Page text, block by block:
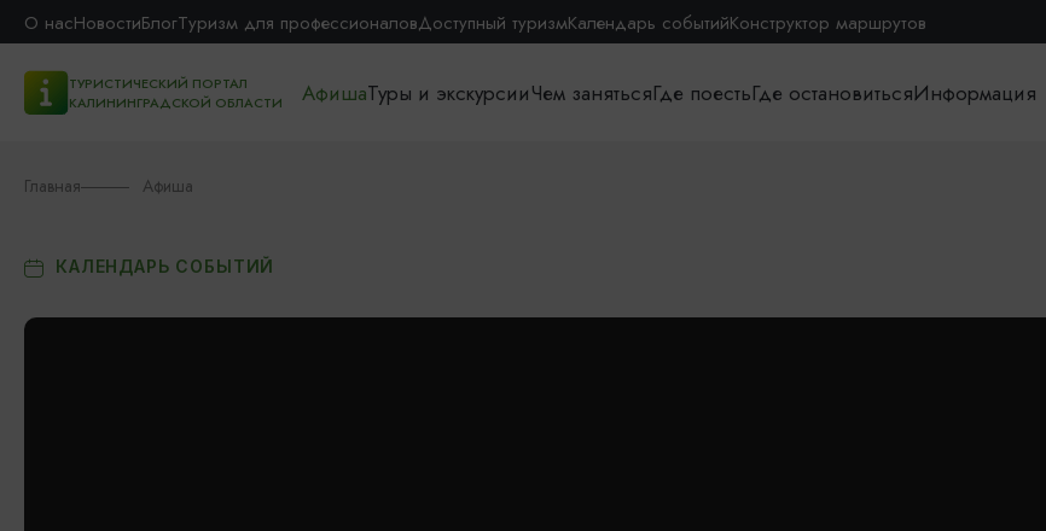
О насНовостиБлогТуризм для профессионаловДоступный туризмКалендарь событийКонструктор маршрутов
ТУРИСТИЧЕСКИЙ ПОРТАЛ
КАЛИНИНГРАДСКОЙ ОБЛАСТИ
АфишаТуры и экскурсииЧем занятьсяГде поестьГде остановитьсяИнформация
Главная Афиша
КАЛЕНДАРЬ СОБЫТИЙ